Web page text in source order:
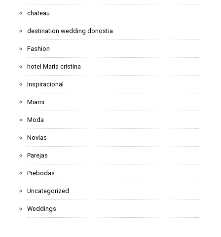
chateau
destination wedding donostia
Fashion
hotel Maria cristina
Inspiracional
Miami
Moda
Novias
Parejas
Prebodas
Uncategorized
Weddings